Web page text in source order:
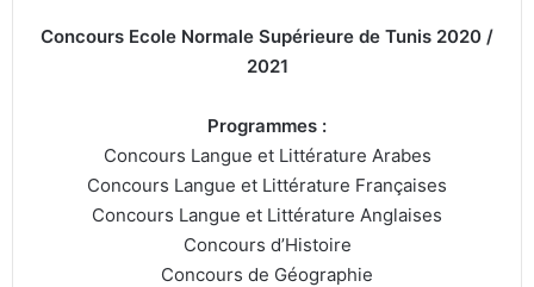
Concours Ecole Normale Supérieure de Tunis 2020 /
2021
Programmes :
Concours Langue et Littérature Arabes
Concours Langue et Littérature Françaises
Concours Langue et Littérature Anglaises
Concours d’Histoire
Concours de Géographie